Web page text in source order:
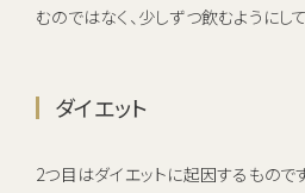
むのではなく、少しずつ飲むようにし
ダイエット
2つ目はダイエットに起因するもので